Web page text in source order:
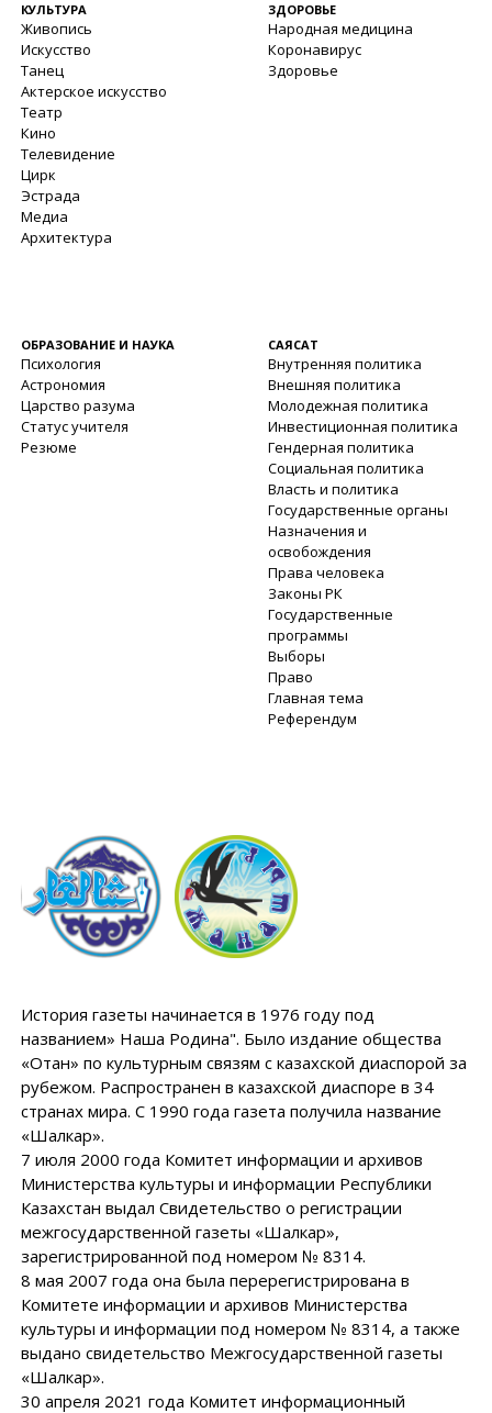
КУЛЬТУРА
Живопись
Искусство
Танец
Актерское искусство
Театр
Кино
Телевидение
Цирк
Эстрада
Медиа
Архитектура
ЗДОРОВЬЕ
Народная медицина
Коронавирус
Здоровье
ОБРАЗОВАНИЕ И НАУКА
Психология
Астрономия
Царство разума
Статус учителя
Резюме
САЯСАТ
Внутренняя политика
Внешняя политика
Молодежная политика
Инвестиционная политика
Гендерная политика
Социальная политика
Власть и политика
Государственные органы
Назначения и
освобождения
Права человека
Законы РК
Государственные
программы
Выборы
Право
Главная тема
Референдум
История газеты начинается в 1976 году под
названием» Наша Родина". Было издание общества
«Отан» по культурным связям с казахской диаспорой за
рубежом. Распространен в казахской диаспоре в 34
странах мира. С 1990 года газета получила название
«Шалкар».
7 июля 2000 года Комитет информации и архивов
Министерства культуры и информации Республики
Казахстан выдал Свидетельство о регистрации
межгосударственной газеты «Шалкар»,
зарегистрированной под номером № 8314.
8 мая 2007 года она была перерегистрирована в
Комитете информации и архивов Министерства
культуры и информации под номером № 8314, а также
выдано свидетельство Межгосударственной газеты
«Шалкар».
30 апреля 2021 года Комитет информационный